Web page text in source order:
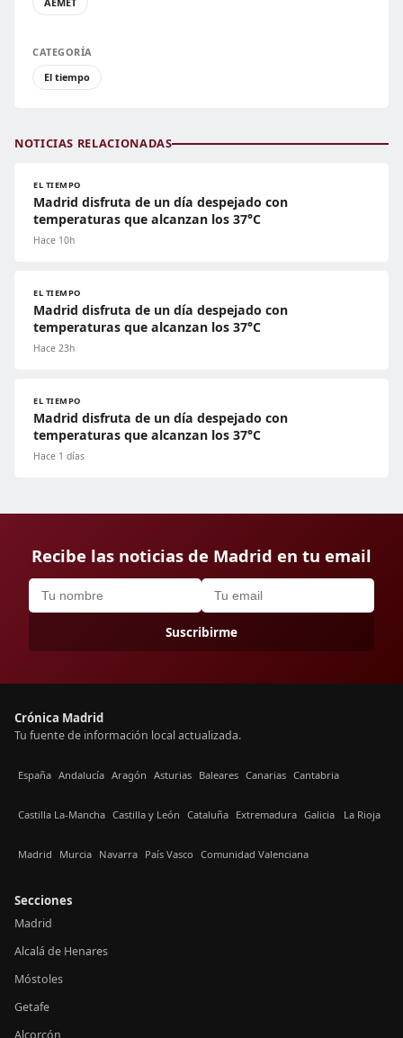
CATEGORÍA
El tiempo
NOTICIAS RELACIONADAS
EL TIEMPO
Madrid disfruta de un día despejado con
temperaturas que alcanzan los 37°C
Hace 10h
EL TIEMPO
Madrid disfruta de un día despejado con
temperaturas que alcanzan los 37°C
Hace 23h
EL TIEMPO
Madrid disfruta de un día despejado con
temperaturas que alcanzan los 37°C
Hace 1 días
Recibe las noticias de Madrid en tu email
Suscribirme
Crónica Madrid
Tu fuente de información local actualizada.
España Andalucía Aragón Asturias Baleares Canarias Cantabria
Castilla La-Mancha Castilla y León Cataluña Extremadura Galicia La Rioja
Madrid Murcia Navarra País Vasco Comunidad Valenciana
Secciones
Madrid
Alcalá de Henares
Móstoles
Getafe